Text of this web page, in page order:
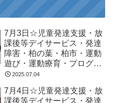
7月3日☆児童発達支援・放
課後等デイサービス・発達
障害・柏の葉・柏市・運動
遊び・運動療育・プログラ
ム・楽しい療育
2025.07.04
7月4日☆児童発達支援・放
課後等デイサービス・発達